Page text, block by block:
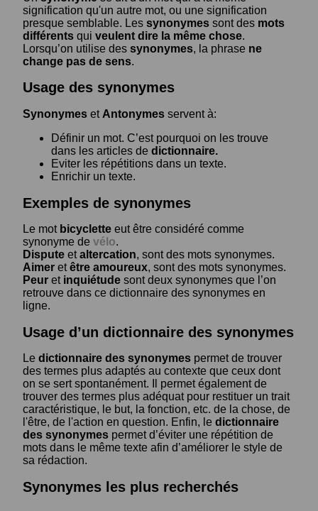
signification qu'un autre mot, ou une signification
presque semblable. Les synonymes sont des mots
différents qui veulent dire la même chose.
Lorsqu’on utilise des synonymes, la phrase ne
change pas de sens.
Usage des synonymes
Synonymes et Antonymes servent à:
Définir un mot. C’est pourquoi on les trouve
dans les articles de dictionnaire.
Eviter les répétitions dans un texte.
Enrichir un texte.
Exemples de synonymes
Le mot bicyclette eut être considéré comme
synonyme de vélo.
Dispute etaltercation, sont des mots synonymes.
Aimer etêtre amoureux, sont des mots synonymes.
Peur et inquiétude sont deux synonymes que l’on
retrouve dans ce dictionnaire des synonymes en
ligne.
Usage d’un dictionnaire des synonymes
Le dictionnaire des synonymes permet de trouver
des termes plus adaptés au contexte que ceux dont
on se sert spontanément. Il permet également de
trouver des termes plus adéquat pour restituer un trait
caractéristique, le but, la fonction, etc. de la chose, de
l'être, de l'action en question. Enfin, le dictionnaire
des synonymes permet d’éviter une répétition de
mots dans le même texte afin d’améliorer le style de
sa rédaction.
Synonymes les plus recherchés